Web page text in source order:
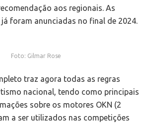
aos regionais. As
foram anunciadas no final de 2024.
Foto: Gilmar Rose
traz agora todas as regras
nacional, tendo como principais
sobre os motores OKN (2
a ser utilizados nas competições